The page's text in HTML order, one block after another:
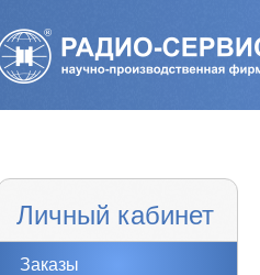
Личный кабинет
Заказы